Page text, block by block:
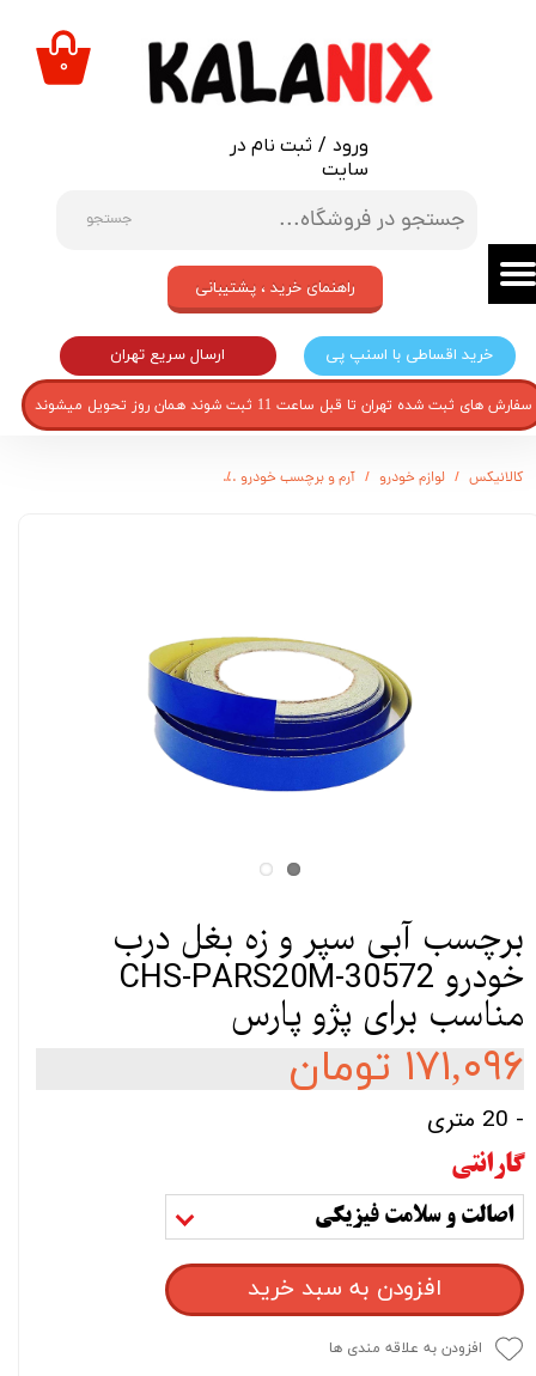
جستجو
ورود / ثبت نام در
سایت
حساب کاربری من
تغییر گذر واژه
خروج از حساب کاربری
۰
خرید اقساطی با اسنپ پی ارسال سریع تهران
راهنمای خرید ، پشتیبانی
سفارش های ثبت شده تهران تا قبل ساعت 11 ثبت شوند همان روز تحویل میشوند
کالانیکس لوازم خودرو آرم و برچسب خودرو
برچسب آبی سپر و زه بغل درب
خودرو CHS-PARS20M-30572
مناسب برای پژو پارس
۱۷۱,۰۹۶ تومان
- 20 متری
گارانتی
اصالت و سلامت فیزیکی
افزودن به سبد خرید
افزودن به علاقه مندی ها